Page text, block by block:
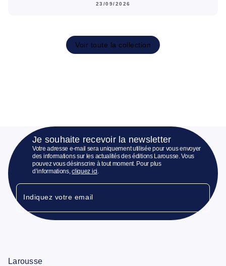
23/09/2026
Voir toute la collection
Je souhaite recevoir la newsletter
Votre adresse e-mail sera uniquement utilisée pour vous envoyer
des informations sur les actualités des éditions Larousse. Vous
pouvez vous désinscrire à tout moment. Pour plus
d’informations,cliquez ici
Indiquez votre email
Larousse